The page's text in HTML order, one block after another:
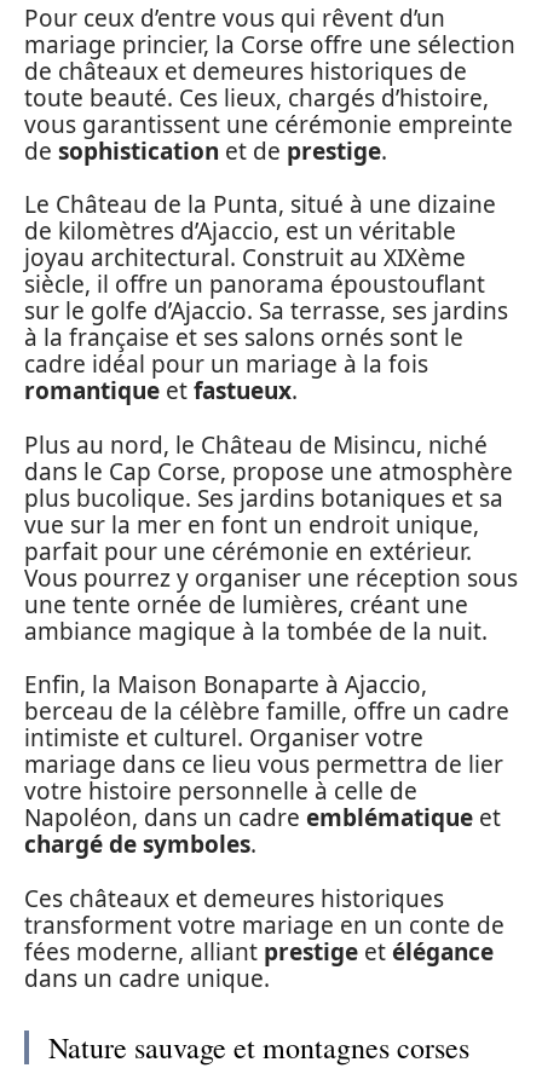
Pour ceux d’entre vous qui rêvent d’un
mariage princier, la Corse offre une sélection
de châteaux et demeures historiques de
toute beauté. Ces lieux, chargés d’histoire,
vous garantissent une cérémonie empreinte
de sophistication et de prestige.
Le Château de la Punta, situé à une dizaine
de kilomètres d’Ajaccio, est un véritable
joyau architectural. Construit au XIXème
siècle, il offre un panorama époustouflant
sur le golfe d’Ajaccio. Sa terrasse, ses jardins
à la française et ses salons ornés sont le
cadre idéal pour un mariage à la fois
romantique etfastueux.
Plus au nord, le Château de Misincu, niché
dans le Cap Corse, propose une atmosphère
plus bucolique. Ses jardins botaniques et sa
vue sur la mer en font un endroit unique,
parfait pour une cérémonie en extérieur.
Vous pourrez y organiser une réception sous
une tente ornée de lumières, créant une
ambiance magique à la tombée de la nuit.
Enfin, la Maison Bonaparte à Ajaccio,
berceau de la célèbre famille, offre un cadre
intimiste et culturel. Organiser votre
mariage dans ce lieu vous permettra de lier
votre histoire personnelle à celle de
Napoléon, dans un cadre emblématique et
chargé de symboles.
Ces châteaux et demeures historiques
transforment votre mariage en un conte de
fées moderne, alliant prestige etélégance
dans un cadre unique.
Nature sauvage et montagnes corses